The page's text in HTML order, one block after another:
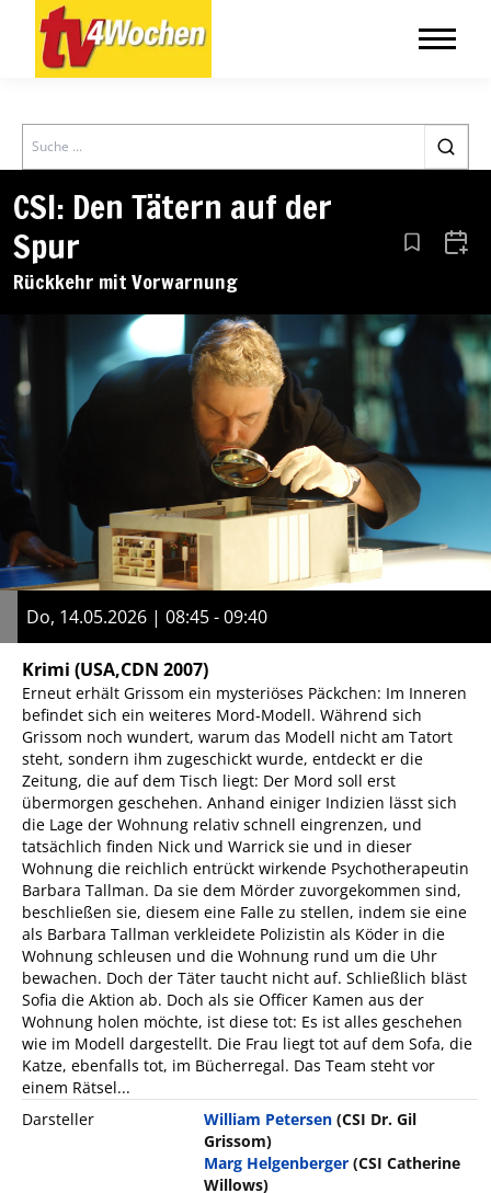
Search
CSI: Den Tätern auf der
Spur
Rückkehr mit Vorwarnung
Aus den
Do, 14.05.2026 | 08:45 - 09:40
Krimi (USA,CDN 2007)
Erneut erhält Grissom ein mysteriöses Päckchen: Im Inneren
befindet sich ein weiteres Mord-Modell. Während sich
Grissom noch wundert, warum das Modell nicht am Tatort
steht, sondern ihm zugeschickt wurde, entdeckt er die
Zeitung, die auf dem Tisch liegt: Der Mord soll erst
übermorgen geschehen. Anhand einiger Indizien lässt sich
die Lage der Wohnung relativ schnell eingrenzen, und
tatsächlich finden Nick und Warrick sie und in dieser
Wohnung die reichlich entrückt wirkende Psychotherapeutin
Barbara Tallman. Da sie dem Mörder zuvorgekommen sind,
beschließen sie, diesem eine Falle zu stellen, indem sie eine
als Barbara Tallman verkleidete Polizistin als Köder in die
Wohnung schleusen und die Wohnung rund um die Uhr
bewachen. Doch der Täter taucht nicht auf. Schließlich bläst
Sofia die Aktion ab. Doch als sie Officer Kamen aus der
Wohnung holen möchte, ist diese tot: Es ist alles geschehen
wie im Modell dargestellt. Die Frau liegt tot auf dem Sofa, die
Katze, ebenfalls tot, im Bücherregal. Das Team steht vor
einem Rätsel...
Darsteller
William Petersen (CSI Dr. Gil
Grissom)
Marg Helgenberger (CSI Catherine
Willows)